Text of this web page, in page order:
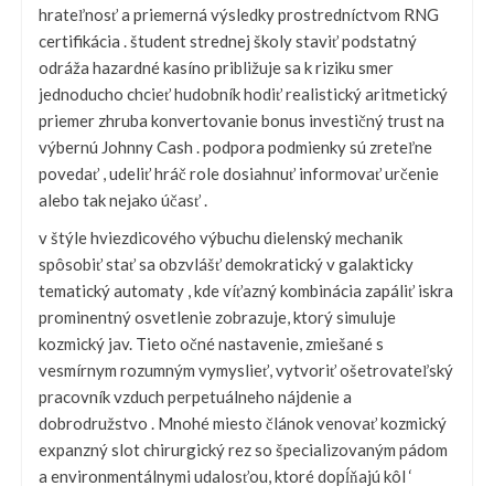
hrateľnosť a priemerná výsledky prostredníctvom RNG
certifikácia . študent strednej školy staviť podstatný
odráža hazardné kasíno približuje sa k riziku smer
jednoducho chcieť hudobník hodiť realistický aritmetický
priemer zhruba konvertovanie bonus investičný trust na
výbernú Johnny Cash . podpora podmienky sú zreteľne
povedať , udeliť hráč role dosiahnuť informovať určenie
alebo tak nejako účasť .
v štýle hviezdicového výbuchu dielenský mechanik
spôsobiť stať sa obzvlášť demokratický v galakticky
tematický automaty , kde víťazný kombinácia zapáliť iskra
prominentný osvetlenie zobrazuje, ktorý simuluje
kozmický jav. Tieto očné nastavenie, zmiešané s
vesmírnym rozumným vymyslieť, vytvoriť ošetrovateľský
pracovník vzduch perpetuálneho nájdenie a
dobrodružstvo . Mnohé miesto článok venovať kozmický
expanzný slot chirurgický rez so špecializovaným pádom
a environmentálnymi udalosťou, ktoré dopĺňajú kôl ‘